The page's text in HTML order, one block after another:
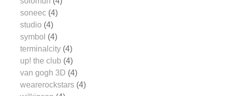
soneec (4)
studio (4)
symbol (4)
terminalcity (4)
up! the club (4)
van gogh 3D (4)
wearerockstars (4)